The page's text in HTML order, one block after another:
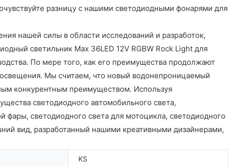
разницу с нашими светодиодными фонарями для
нашей силы в области исследований и разработок,
светильник Max 36LED 12V RGBW Rock Light для
По мере того, как его преимущества продолжают
освещения. Мы считаем, что новый водонепроницаемый
конкурентным преимуществом. Используя
светодиодного автомобильного света,
фары, светодиодного света для мотоцикла, светодиодного
вид, разработанный нашими креативными дизайнерами,
KS